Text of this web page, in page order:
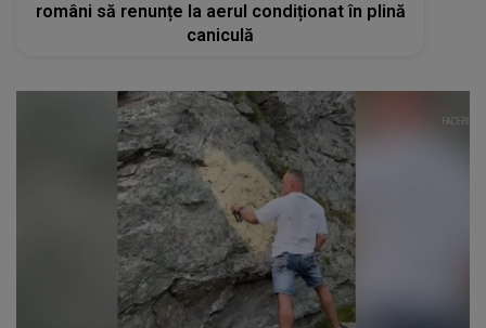
români să renunțe la aerul condiționat în plină
caniculă